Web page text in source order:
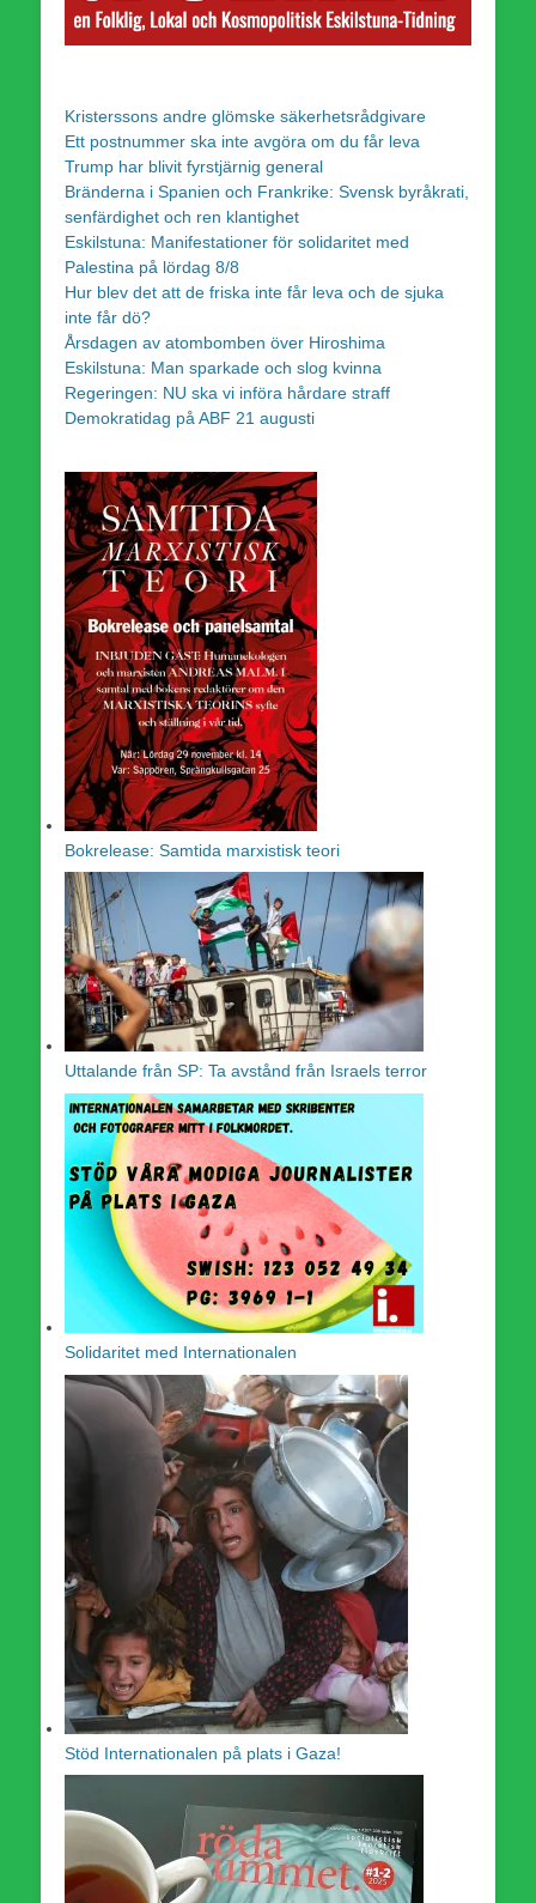
Kristerssons andre glömske säkerhetsrådgivare
Ett postnummer ska inte avgöra om du får leva
Trump har blivit fyrstjärnig general
Bränderna i Spanien och Frankrike: Svensk byråkrati,
senfärdighet och ren klantighet
Eskilstuna: Manifestationer för solidaritet med
Palestina på lördag 8/8
Hur blev det att de friska inte får leva och de sjuka
inte får dö?
Årsdagen av atombomben över Hiroshima
Eskilstuna: Man sparkade och slog kvinna
Regeringen: NU ska vi införa hårdare straff
Demokratidag på ABF 21 augusti
Bokrelease: Samtida marxistisk teori
Uttalande från SP: Ta avstånd från Israels terror
Solidaritet med Internationalen
Stöd Internationalen på plats i Gaza!